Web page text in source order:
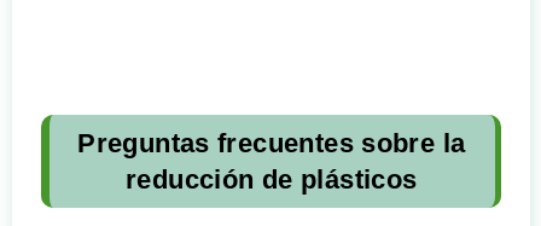
Preguntas frecuentes sobre la
reducción de plásticos